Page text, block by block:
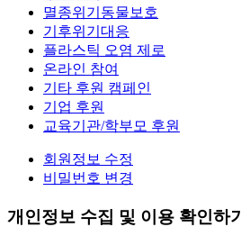
멸종위기동물보호
기후위기대응
플라스틱 오염 제로
온라인 참여
기타 후원 캠페인
기업 후원
교육기관/학부모 후원
회원정보 수정
비밀번호 변경
개인정보 수집 및 이용 확인하기